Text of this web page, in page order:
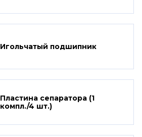
Игольчатый подшипник
Пластина сепаратора (1
компл./4 шт.)